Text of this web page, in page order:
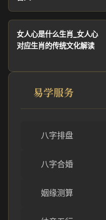
女人心是什么生肖_女人心
对应生肖的传统文化解读
易学服务
八字排盘
八字合婚
姻缘测算